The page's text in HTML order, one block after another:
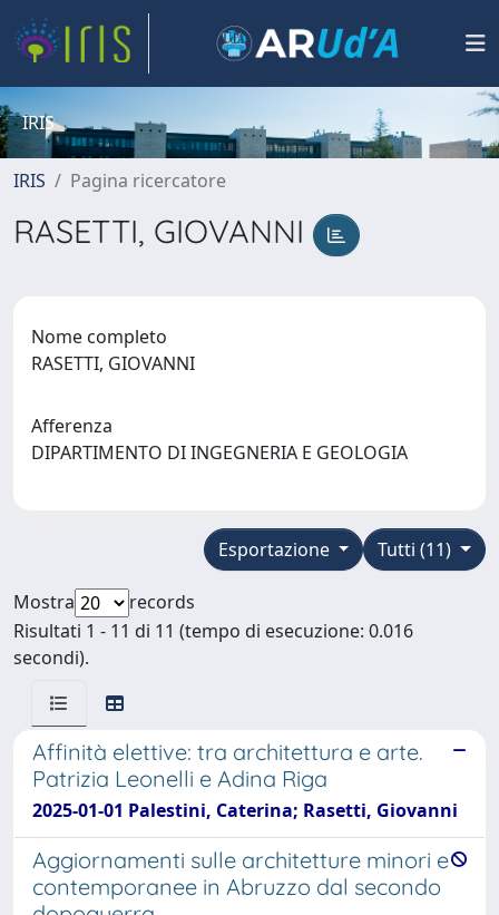
IRIS
IRIS Pagina ricercatore
RASETTI, GIOVANNI
Nome completo
RASETTI, GIOVANNI
Afferenza
DIPARTIMENTO DI INGEGNERIA E GEOLOGIA
Tutti (11)
Esportazione
Mostra
records
Risultati 1 - 11 di 11 (tempo di esecuzione: 0.016
secondi).
Affinità elettive: tra architettura e arte.
Patrizia Leonelli e Adina Riga
2025-01-01 Palestini, Caterina; Rasetti, Giovanni
Aggiornamenti sulle architetture minori e
contemporanee in Abruzzo dal secondo